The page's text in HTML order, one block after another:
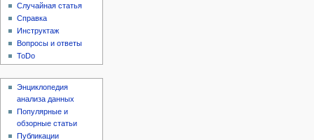
Случайная статья
Справка
Инструктаж
Вопросы и ответы
ToDo
Энциклопедия
анализа данных
Популярные и
обзорные статьи
Публикации